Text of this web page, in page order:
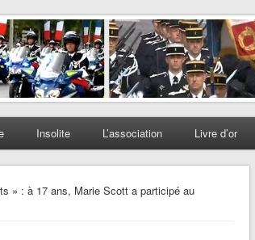
Insolite L’association Livre d’or
» : à 17 ans, Marie Scott a participé au